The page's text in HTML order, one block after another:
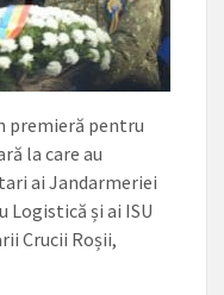
premieră pentru
la care au
ai Jandarmeriei
Logistică și ai ISU
Crucii Roșii,